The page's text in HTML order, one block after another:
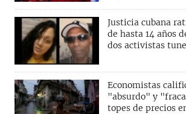
Justicia cubana
de hasta 14 años
dos activistas
Economistas
"absurdo" y
topes de precios